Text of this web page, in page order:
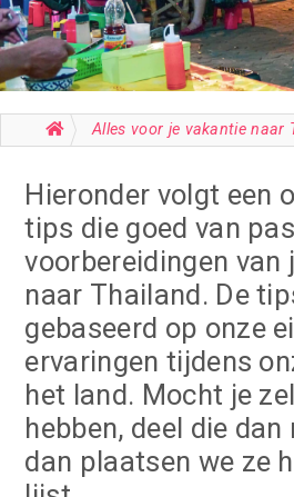
Alles voor je vakantie naar
Hieronder volgt een
tips die goed van
voorbereidingen van
naar Thailand. De
gebaseerd op onze
ervaringen tijdens
het land. Mocht je
hebben, deel die
dan plaatsen we ze